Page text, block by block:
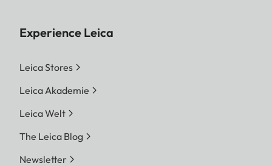
Experience Leica
Leica Stores
Leica Akademie
Leica Welt
The Leica Blog
Newsletter